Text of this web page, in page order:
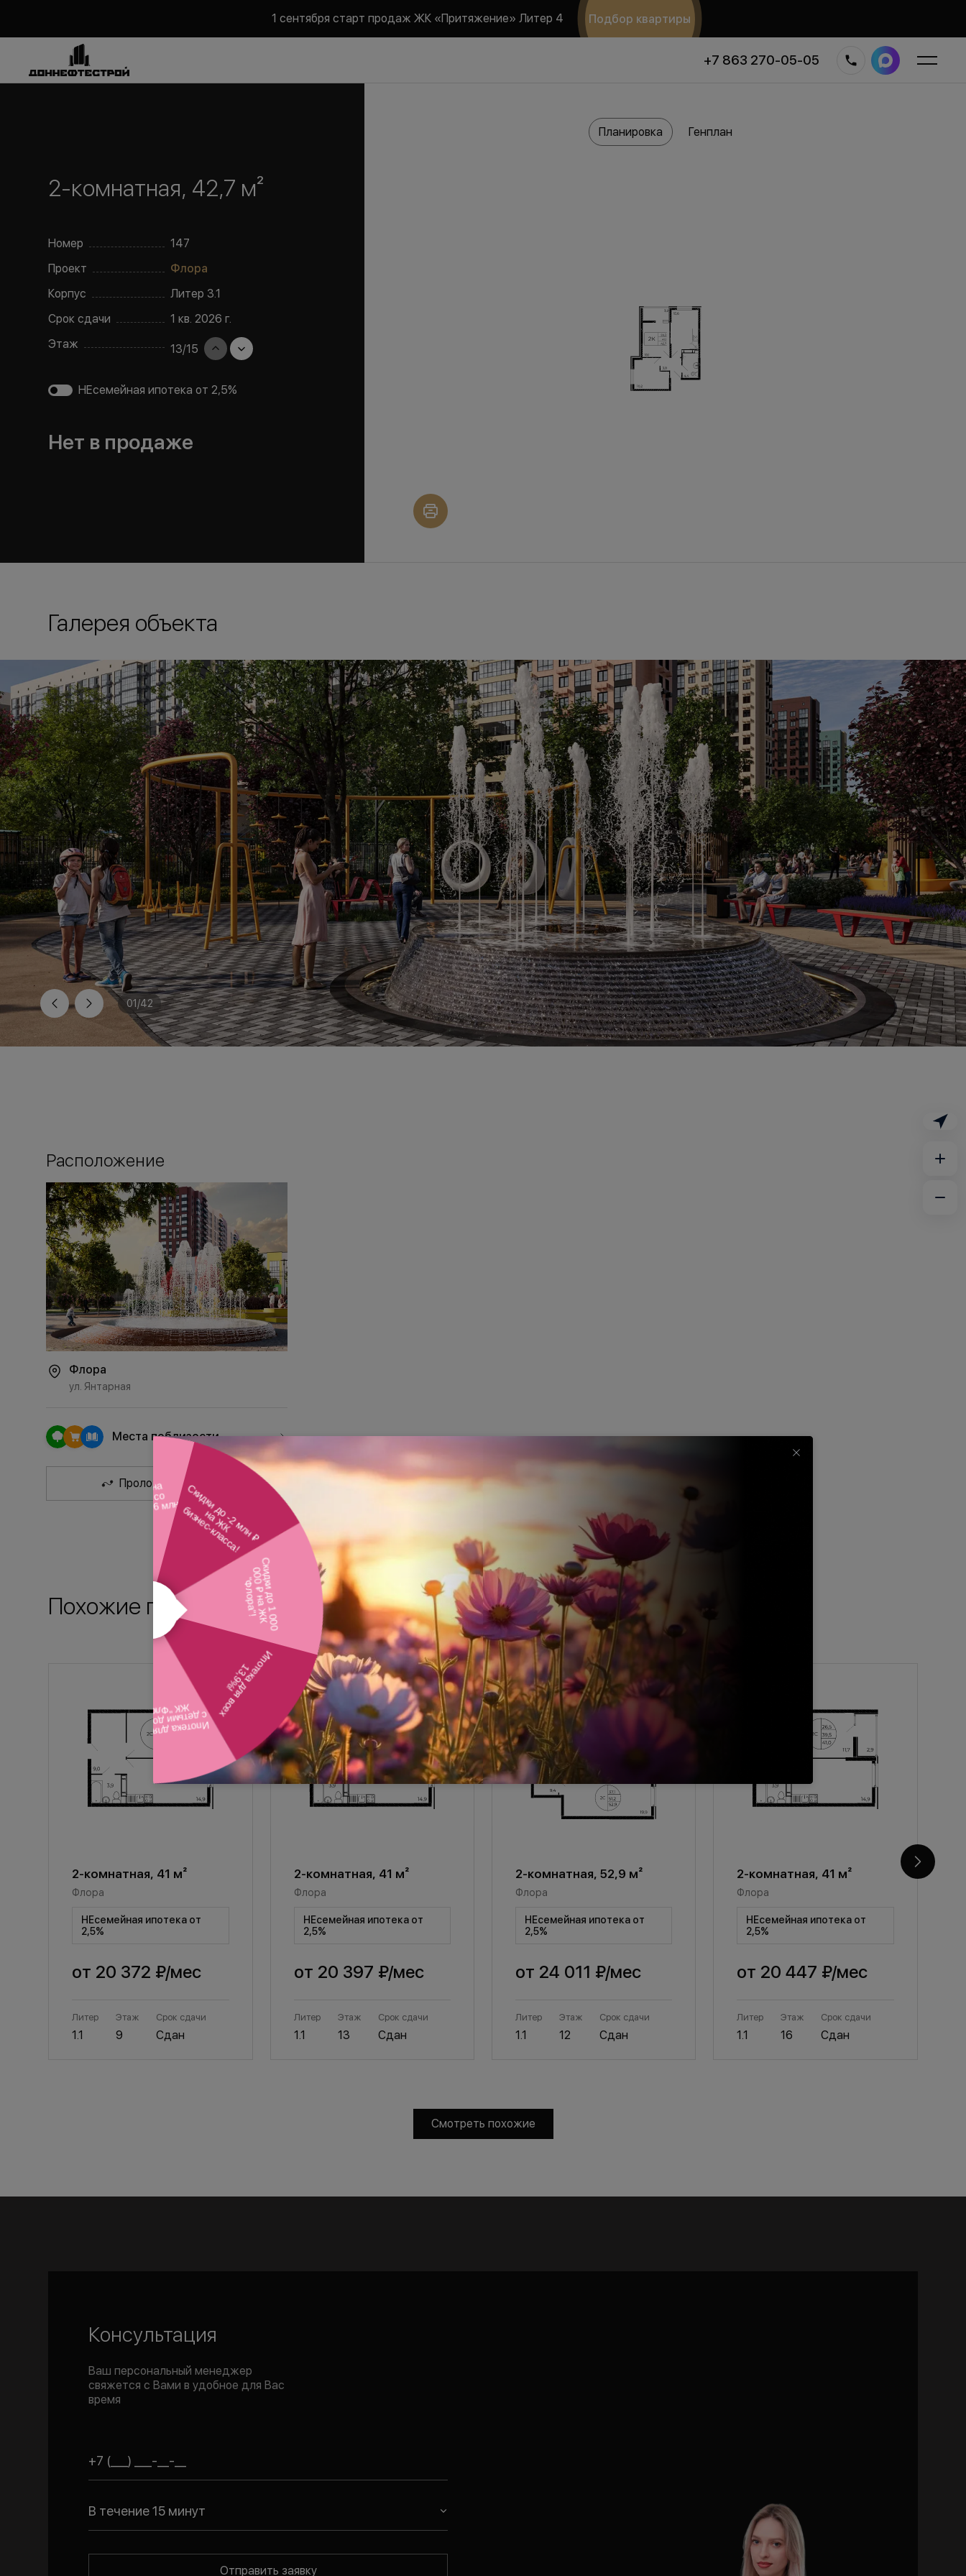
1 сентября старт продаж ЖК «Притяжение» Литер 4 Подбор квартиры
+7 863 270-05-05
2-комнатная, 42,7 м²
Номер
147
Проект
Флора
Корпус
Литер 3.1
Срок сдачи
1 кв. 2026 г.
Этаж
13/15
НЕсемейная ипотека от 2,5%
Нет в продаже
Планировка Генплан
Галерея объекта
01/42
Расположение
Флора
ул. Янтарная
Места поблизости
Проложить маршрут
Похожие планировки
2-комнатная, 41 м²
Флора
НЕсемейная ипотека от
2,5%
от 20 372 ₽/мес
Литер
1.1
Этаж
9
Срок сдачи
Сдан
2-комнатная, 41 м²
Флора
НЕсемейная ипотека от
2,5%
от 20 397 ₽/мес
Литер
1.1
Этаж
13
Срок сдачи
Сдан
2-комнатная, 52,9 м²
Флора
НЕсемейная ипотека от
2,5%
от 24 011 ₽/мес
Литер
1.1
Этаж
12
Срок сдачи
Сдан
2-комнатная, 41 м²
Флора
НЕсемейная ипотека от
2,5%
от 20 447 ₽/мес
Литер
1.1
Этаж
16
Срок сдачи
Сдан
Смотреть похожие
Консультация
Ваш персональный менеджер
свяжется с Вами в удобное для Вас
время
В течение 15 минут
Отправить заявку